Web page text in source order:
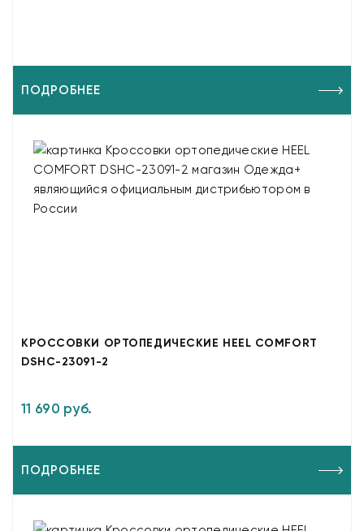
ПОДРОБНЕЕ
КРОССОВКИ ОРТОПЕДИЧЕСКИЕ HEEL COMFORT
DSHC-23091-2
11 690 руб.
ПОДРОБНЕЕ